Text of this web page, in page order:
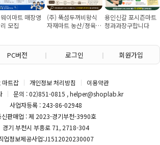
장영
(주) 뚝섬두꺼비왕식
자재마트 농산/졍육/
용인신갈 포시즌마트
청과과장구합니다
회.초밥
판매소
PC버전 로그인 회원가입
트잡 개인정보 처리방침
이용약관
문의 : 02)851-0815 , helper@shoplab.kr
사업자등록 : 243-86-02948
신판매업 : 제 2023-경기부천-3990호
경기 부천시 부흥로 71, 2718-304
업정보제공사업:J1512020230007